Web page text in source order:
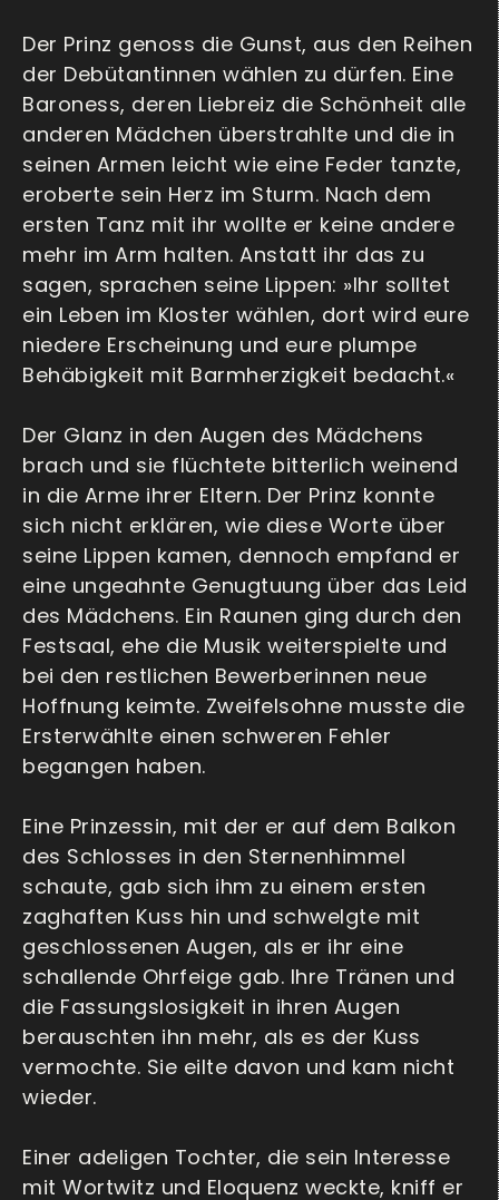
Der Prinz genoss die Gunst, aus den Reihen
der Debütantinnen wählen zu dürfen. Eine
Baroness, deren Liebreiz die Schönheit alle
anderen Mädchen überstrahlte und die in
seinen Armen leicht wie eine Feder tanzte,
eroberte sein Herz im Sturm. Nach dem
ersten Tanz mit ihr wollte er keine andere
mehr im Arm halten. Anstatt ihr das zu
sagen, sprachen seine Lippen: »Ihr solltet
ein Leben im Kloster wählen, dort wird eure
niedere Erscheinung und eure plumpe
Behäbigkeit mit Barmherzigkeit bedacht.«
Der Glanz in den Augen des Mädchens
brach und sie flüchtete bitterlich weinend
in die Arme ihrer Eltern. Der Prinz konnte
sich nicht erklären, wie diese Worte über
seine Lippen kamen, dennoch empfand er
eine ungeahnte Genugtuung über das Leid
des Mädchens. Ein Raunen ging durch den
Festsaal, ehe die Musik weiterspielte und
bei den restlichen Bewerberinnen neue
Hoffnung keimte. Zweifelsohne musste die
Ersterwählte einen schweren Fehler
begangen haben.
Eine Prinzessin, mit der er auf dem Balkon
des Schlosses in den Sternenhimmel
schaute, gab sich ihm zu einem ersten
zaghaften Kuss hin und schwelgte mit
geschlossenen Augen, als er ihr eine
schallende Ohrfeige gab. Ihre Tränen und
die Fassungslosigkeit in ihren Augen
berauschten ihn mehr, als es der Kuss
vermochte. Sie eilte davon und kam nicht
wieder.
Einer adeligen Tochter, die sein Interesse
mit Wortwitz und Eloquenz weckte, kniff er